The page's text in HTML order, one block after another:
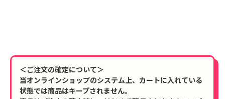
＜ご注文の確定について＞
当オンラインショップのシステム上、カートに入れている
状態では商品はキープされません。